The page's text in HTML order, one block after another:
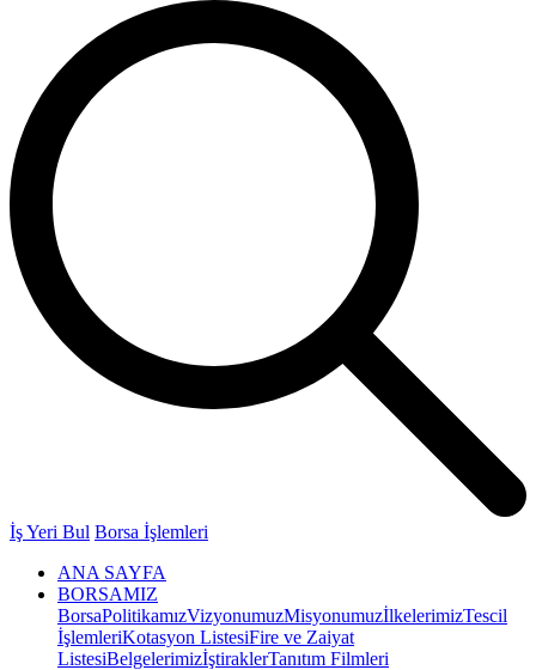
İş Yeri Bul Borsa İşlemleri
ANA SAYFA
BORSAMIZ
BorsaPolitikamızVizyonumuzMisyonumuzİlkelerimizTescil
İşlemleriKotasyon ListesiFire ve Zaiyat
ListesiBelgelerimizİştiraklerTanıtım Filmleri